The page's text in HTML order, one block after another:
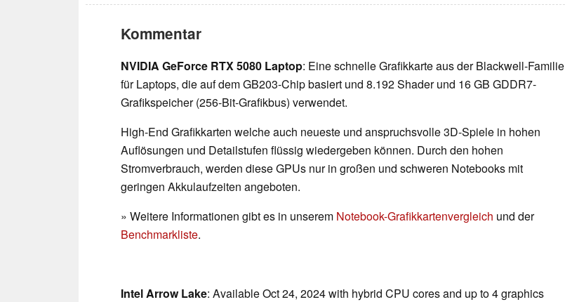
Kommentar
NVIDIA GeForce RTX 5080 Laptop: Eine schnelle Grafikkarte aus der Blackwell-Familie
für Laptops, die auf dem GB203-Chip basiert und 8.192 Shader und 16 GB GDDR7-
Grafikspeicher (256-Bit-Grafikbus) verwendet.
High-End Grafikkarten welche auch neueste und anspruchsvolle 3D-Spiele in hohen
Auflösungen und Detailstufen flüssig wiedergeben können. Durch den hohen
Stromverbrauch, werden diese GPUs nur in großen und schweren Notebooks mit
geringen Akkulaufzeiten angeboten.
» Weitere Informationen gibt es in unserem Notebook-Grafikkartenvergleich und der
Benchmarkliste.
Intel Arrow Lake: Available Oct 24, 2024 with hybrid CPU cores and up to 4 graphics